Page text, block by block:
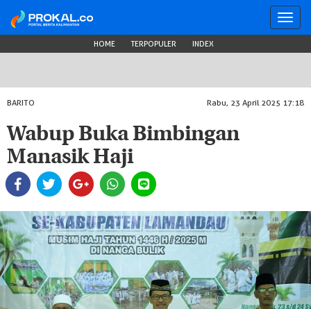
HOME TERPOPULER INDEX
BARITO Rabu, 23 April 2025 17:18
Wabup Buka Bimbingan
Manasik Haji